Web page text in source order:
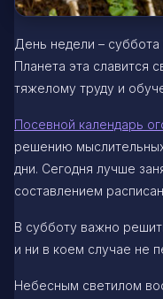
День недели – суббота
Планета эта славится
тяжелому труду и
Посевной календарь
решению
дни. Сегодня лучше
составлением
В субботу важно
и ни в коем случае не
Небесным светилом